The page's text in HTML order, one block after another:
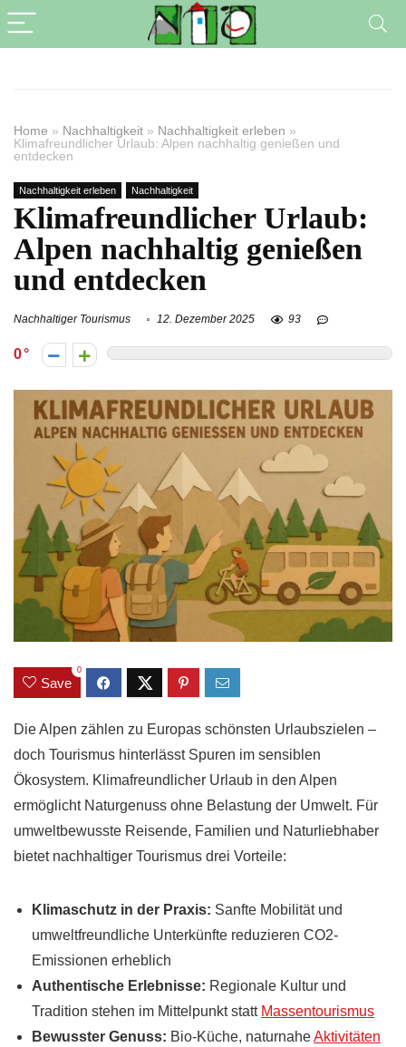
Home » Nachhaltigkeit » Nachhaltigkeit erleben »
Klimafreundlicher Urlaub: Alpen nachhaltig genießen und
entdecken
Nachhaltigkeit erleben Nachhaltigkeit
Klimafreundlicher Urlaub:
Alpen nachhaltig genießen
und entdecken
Nachhaltiger Tourismus 12. Dezember 2025 93
0
Save
0
Die Alpen zählen zu Europas schönsten Urlaubszielen –
doch Tourismus hinterlässt Spuren im sensiblen
Ökosystem. Klimafreundlicher Urlaub in den Alpen
ermöglicht Naturgenuss ohne Belastung der Umwelt. Für
umweltbewusste Reisende, Familien und Naturliebhaber
bietet nachhaltiger Tourismus drei Vorteile:
Klimaschutz in der Praxis: Sanfte Mobilität und
umweltfreundliche Unterkünfte reduzieren CO2-
Emissionen erheblich
Authentische Erlebnisse: Regionale Kultur und
Tradition stehen im Mittelpunkt statt Massentourismus
Bewusster Genuss: Bio-Küche, naturnaheAktivitäten